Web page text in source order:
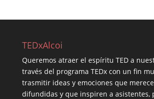
TEDxAlcoi
Queremos atraer el espíritu TED a
través del programa TEDx con un fin
trasmitir ideas y emociones que
difundidas y que inspiren a asistentes,